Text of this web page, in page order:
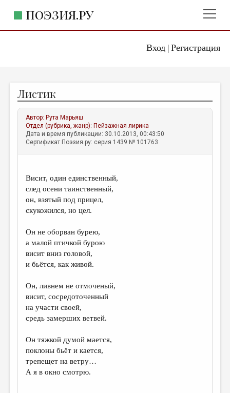
Вход| Регистрация
ПОЭЗИЯ.РУ
ЖАНРЫ
АВТОРЫ
КОММЕНТАРИИ
ЛИТСАЛОН
ПРАВИЛА САЙТА
ОТДЕЛЫ И РУБРИКИ
ИЗБРАННОЕ
ДАЙДЖЕСТ
ПРОИЗВЕДЕНИЯ
ПЕРЕВОДЫ
КОНКУРСЫ
ДЕТСКАЯ КОМНАТА
КНИЖНАЯ ПОЛКА
ОБЗОР ЛИТЕРАТУРЫ
СТРАНИЦЫ ПАМЯТИ
Листик
Автор: Рута Марьяш
Отдел (рубрика, жанр): Пейзажная лирика
Дата и время публикации: 30.10.2013, 00:43:50
Сертификат Поэзия.ру: серия 1439 № 101763
Висит, один единственный,
след осени таинственный,
он, взятый под прицел,
скукожился, но цел.
Он не оборван бурею,
а малой птичкой бурою
висит вниз головой,
и бьётся, как живой.
Он, ливнем не отмоченый,
висит, сосредоточенный
на участи своей,
средь замерших ветвей.
Он тяжкой думой мается,
поклоны бьёт и кается,
трепещет на ветру…
А я в окно смотрю.